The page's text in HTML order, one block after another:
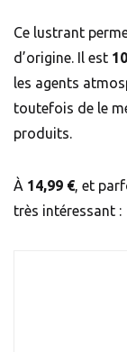
Ce lustrant
d’origine. Il est
les agents
toutefois de le
produits.
À 14,99 €, et
très intéressant :